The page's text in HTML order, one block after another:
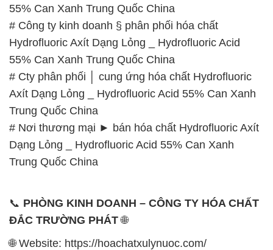
55% Can Xanh Trung Quốc China
# Công ty kinh doanh § phân phối hóa chất
Hydrofluoric Axít Dạng Lỏng _ Hydrofluoric Acid
55% Can Xanh Trung Quốc China
# Cty phân phối │ cung ứng hóa chất Hydrofluoric
Axít Dạng Lỏng _ Hydrofluoric Acid 55% Can Xanh
Trung Quốc China
# Nơi thương mại ► bán hóa chất Hydrofluoric Axít
Dạng Lỏng _ Hydrofluoric Acid 55% Can Xanh
Trung Quốc China
📞 PHÒNG KINH DOANH – CÔNG TY HÓA CHẤT
ĐẮC TRƯỜNG PHÁT🌐
🌐 Website: https://hoachatxulynuoc.com/